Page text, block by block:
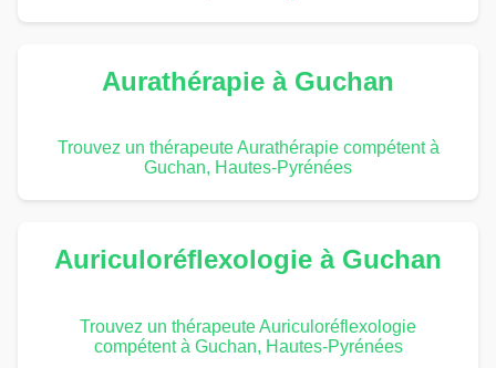
Aurathérapie à Guchan
Trouvez un thérapeute Aurathérapie compétent à
Guchan, Hautes-Pyrénées
Auriculoréflexologie à Guchan
Trouvez un thérapeute Auriculoréflexologie
compétent à Guchan, Hautes-Pyrénées